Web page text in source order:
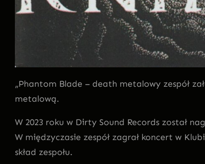
„Phantom Blade – death metalowy zespół
metalową.
W 2023 roku w Dirty Sound Records został
W międzyczasie zespół zagrał koncert w
skład zespołu.